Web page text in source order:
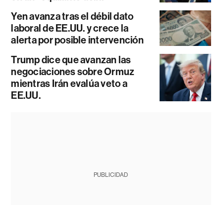
Yen avanza tras el débil dato
laboral de EE.UU. y crece la
alerta por posible intervención
Trump dice que avanzan las
negociaciones sobre Ormuz
mientras Irán evalúa veto a
EE.UU.
PUBLICIDAD